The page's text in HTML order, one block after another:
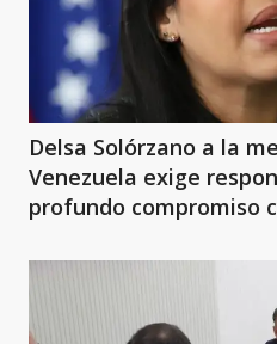
Delsa Solórzano a la
Venezuela exige
profundo compromiso